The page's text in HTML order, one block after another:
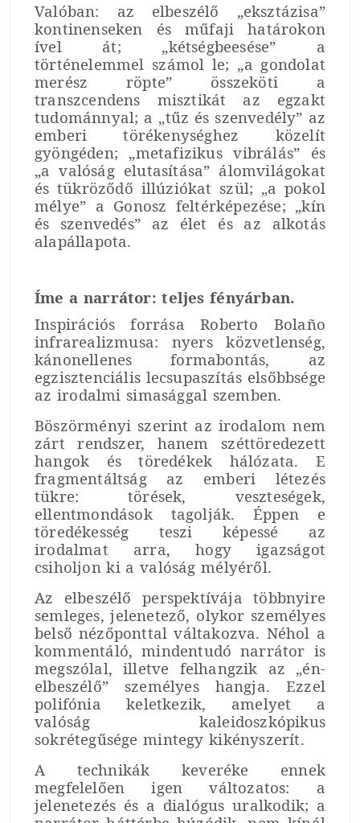
Valóban: az elbeszélő „eksztázisa”
kontinenseken és műfaji határokon
ível át; „kétségbeesése” a
történelemmel számol le; „a gondolat
merész röpte” összeköti a
transzcendens misztikát az egzakt
tudománnyal; a „tűz és szenvedély” az
emberi törékenységhez közelít
gyöngéden; „metafizikus vibrálás” és
„a valóság elutasítása” álomvilágokat
és tükröződő illúziókat szül; „a pokol
mélye” a Gonosz feltérképezése; „kín
és szenvedés” az élet és az alkotás
alapállapota.
Íme a narrátor: teljes fényárban.
Inspirációs forrása Roberto Bolaño
infrarealizmusa: nyers közvetlenség,
kánonellenes formabontás, az
egzisztenciális lecsupaszítás elsőbbsége
az irodalmi simasággal szemben.
Böszörményi szerint az irodalom nem
zárt rendszer, hanem széttöredezett
hangok és töredékek hálózata. E
fragmentáltság az emberi létezés
tükre: törések, veszteségek,
ellentmondások tagolják. Éppen e
töredékesség teszi képessé az
irodalmat arra, hogy igazságot
csiholjon ki a valóság mélyéről.
Az elbeszélő perspektívája többnyire
semleges, jelenetező, olykor személyes
belső nézőponttal váltakozva. Néhol a
kommentáló, mindentudó narrátor is
megszólal, illetve felhangzik az „én-
elbeszélő” személyes hangja. Ezzel
polifónia keletkezik, amelyet a
valóság kaleidoszkópikus
sokrétegűsége mintegy kikényszerít.
A technikák keveréke ennek
megfelelően igen változatos: a
jelenetezés és a dialógus uralkodik; a